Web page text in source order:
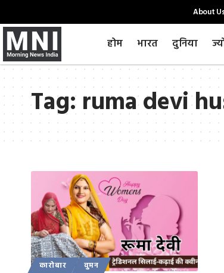
About
होम भारत दुनिया
Tag:ruma devi
कारोबार वुमन